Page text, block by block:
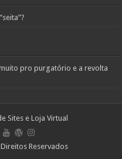
pro purgatório e a revolta
Sites e Loja Virtual
Reservados